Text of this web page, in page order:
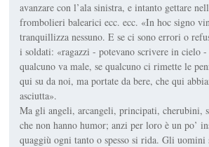
avanzare con l’ala sinistra, e intanto gettare
frombolieri balearici ecc. ecc. «In hoc signo
tranquillizza nessuno. E se ci sono errori o
i soldati: «ragazzi - potevano scrivere in cielo -
qualcuno va male, se qualcuno ci rimette le
qui su da noi, ma portate da bere, che qui
asciutta».
Ma gli angeli, arcangeli, principati, cherubini,
che non hanno humor; anzi per loro è un po’
quaggiù ogni tanto o spesso si rida. Gli